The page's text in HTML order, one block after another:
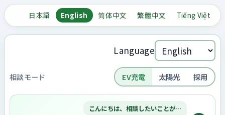
日本語 English 简体中文 繁體中文 Tiếng Việt
Language
相談モード EV充電 太陽光 採用
こんにちは、相談したいことが…